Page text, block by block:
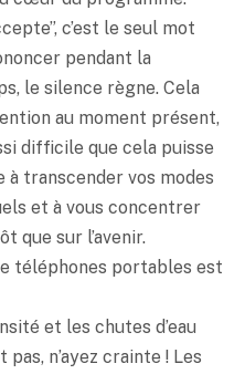
c’est le seul mot
pendant la
le silence règne. Cela
au moment présent,
difficile que cela puisse
à transcender vos modes
et à vous concentrer
que sur l’avenir.
téléphones portables est
et les chutes d’eau
n’ayez crainte ! Les